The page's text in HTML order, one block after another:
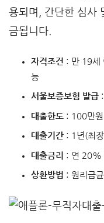
용되며, 간단한 심사
금됩니다.
자격조건 : 만 19세
능
서울보증보험 발급:
대출한도 : 100만
대출기간: 1년(최
대출금리 : 연 20%
상환방법 : 원리금